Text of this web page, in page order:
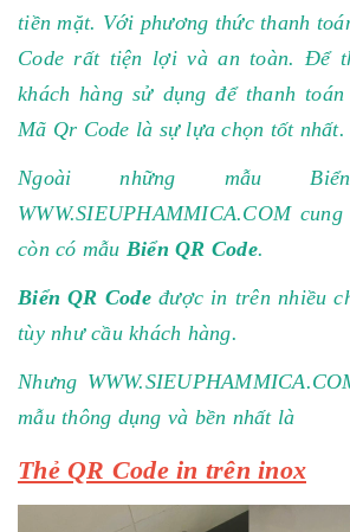
tiền mặt. Với phương thức thanh
Code rất tiện lợi và an toàn. Để
khách hàng sử dụng để thanh
Mã Qr Code là sự lựa chọn tốt nhất.
Ngoài những mẫu
WWW.SIEUPHAMMICA.COMcung
còn có mẫu Biển QR Code.
Biển QR Codeđược in trên nhiều
tùy như cầu khách hàng.
Nhưng
mẫu thông dụng và bền nhất là
Thẻ QR Code in trên inox